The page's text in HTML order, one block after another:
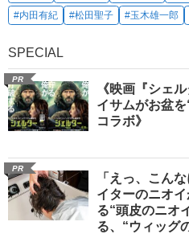
#内田有紀
#松田聖子 #玉木雄一郎
SPECIAL
PR
《映画『シェ
イサムがお盆を
コラボ》
PR
「えっ、こん
イターのニオ
る“頭皮のニオ
る、“ウィッグ